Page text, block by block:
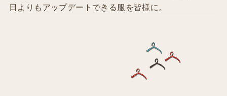
日よりもアップデートできる服を皆様に。